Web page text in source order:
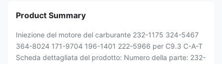
Product Summary
Iniezione del motore del carburante 232-1175 324-5467
364-8024 171-9704 196-1401 222-5966 per C9.3 C-A-T
Scheda dettagliata del prodotto: Numero della parte: 232-